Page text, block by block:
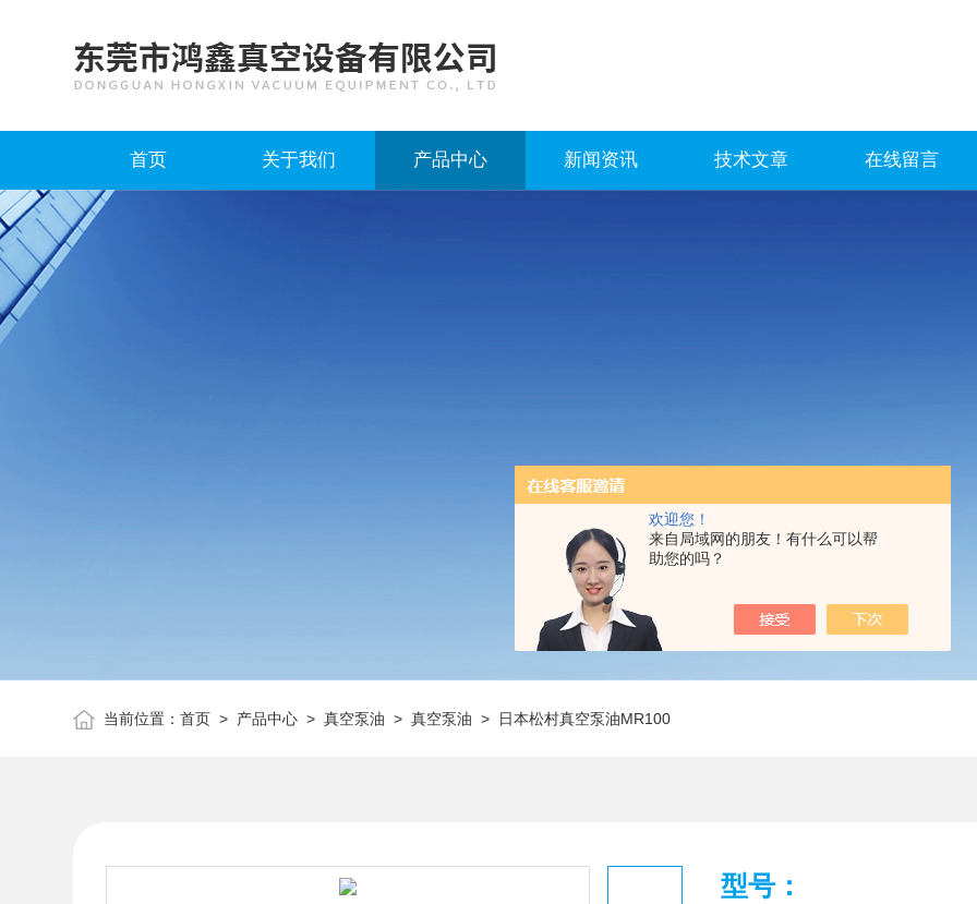
欢迎您！
来自局域网的朋友！有什么可以帮
助您的吗？
首页 关于我们 产品中心 新闻资讯 技术文章 在线留言
当前位置：首页 > 产品中心 >真空泵油 >真空泵油 > 日本松村真空泵油MR100
型号：